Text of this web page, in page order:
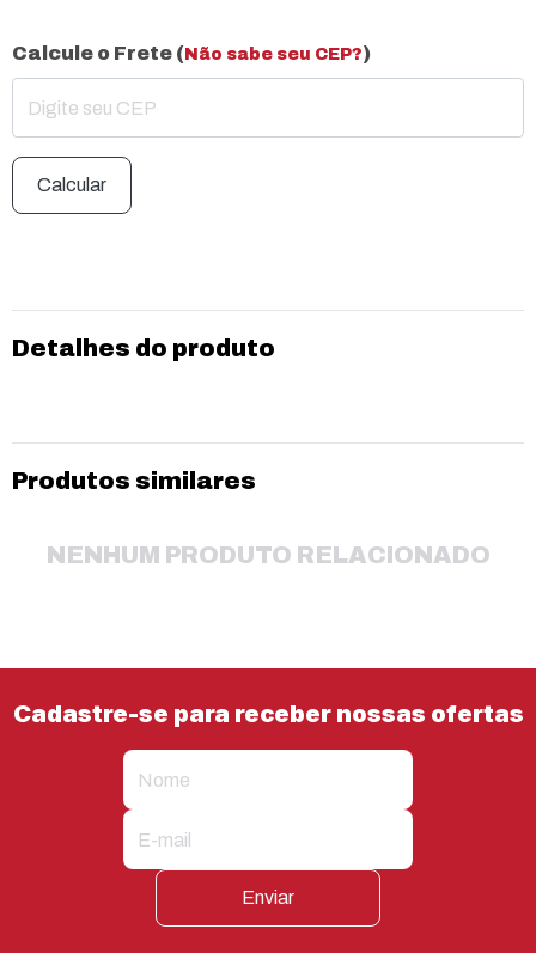
Calcule o Frete ( Não sabe seu CEP?)
Calcular
Detalhes do produto
Produtos similares
NENHUM PRODUTO RELACIONADO
Cadastre-se para receber nossas ofertas
Enviar